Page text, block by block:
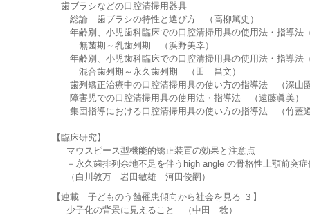
歯ブラシなどの口腔清掃用器具
総論 歯ブラシの特性と選び方 （高柳篤史）
年齢別、小児歯科臨床での口腔清掃用具の使用法・指導法
無菌期～乳歯列期 （浜野美幸）
年齢別、小児歯科臨床での口腔清掃用具の使用法・指導法
混合歯列期～永久歯列期 （田 昌文）
歯列矯正治療中の口腔清掃用具の使い方の指導法 （深山
障害児での口腔清掃用具の使用法・指導法 （遠藤眞美）
集団指導における口腔清掃用具の使い方の指導法 （竹蓋
【臨床研究】
マウスピース型機能的矯正装置の効果と注意点
－永久歯排列余地不足を伴うhigh angle の骨格性上顎前突症
（白川敦万 岩田敏雄 河田俊嗣）
【連載 子どものう蝕罹患傾向から社会を見る ３】
少子化の背景に見えること （中田 稔）